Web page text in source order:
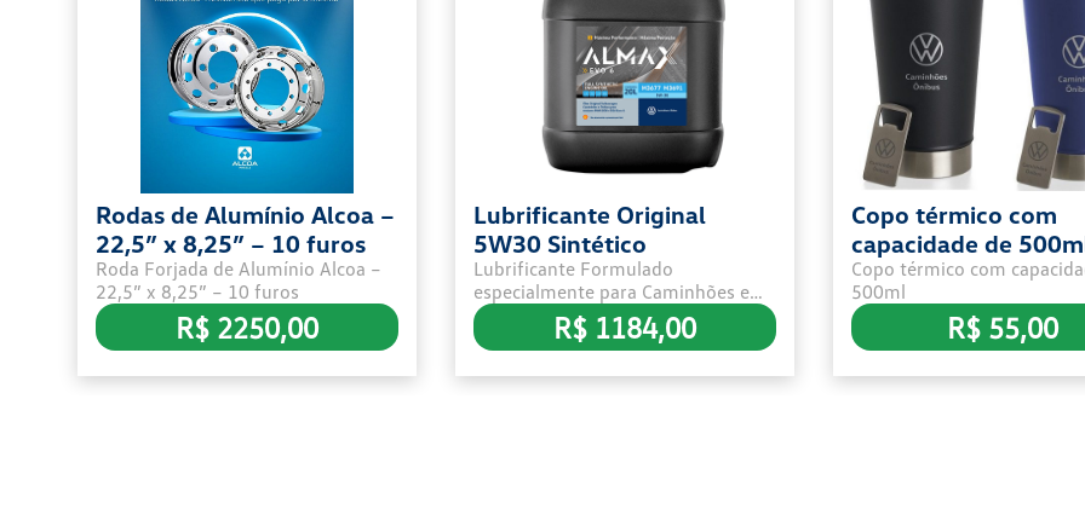
Rodas de Alumínio Alcoa –
22,5” x 8,25” – 10 furos
Roda Forjada de Alumínio Alcoa –
22,5” x 8,25” – 10 furos
R$ 2250,00
Lubrificante Original
5W30 Sintético
Lubrificante Formulado
especialmente para Caminhões e
Ônibus VW que utilizam motores
MAN Euro VI – D08 e D26 - Na
R880,00
R$ 1184,00
Copo térmico com
capacidade de
cores preto e azul
Volkswagen
Ônibus
Copo térmico com
500ml
R$ 55,00